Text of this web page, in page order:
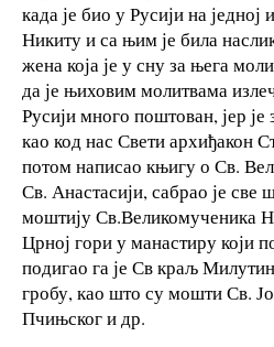
када је био у Русији на
Никиту и са њим је била
жена која је у сну за њега
да је њиховим молитвама
Русији много поштован, јер је
као код нас Свети архиђакон
потом написао књигу о Св.
Св. Анастасији, сабрао је све
моштију Св.Великомученика
Црној гори у манастиру који
подигао га је Св краљ
гробу, као што су мошти Св.
Пчињског и др.